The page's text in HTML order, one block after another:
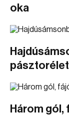
oka
pásztorélet
Három gól,